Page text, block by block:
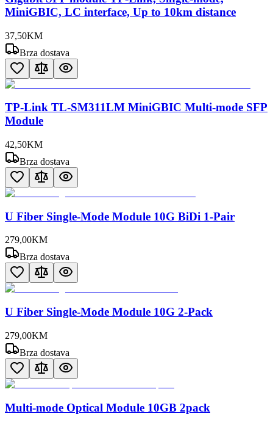
MiniGBIC, LC interface, Up to 10km distance
37,50KM
Brza dostava
TP-Link TL-SM311LM MiniGBIC Multi-mode SFP
Module
42,50KM
Brza dostava
U Fiber Single-Mode Module 10G BiDi 1-Pair
279,00KM
Brza dostava
U Fiber Single-Mode Module 10G 2-Pack
279,00KM
Brza dostava
Multi-mode Optical Module 10GB 2pack